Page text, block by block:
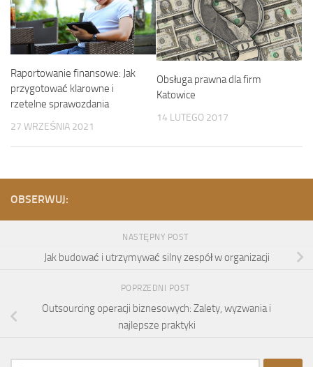
Raportowanie finansowe: Jak
przygotować klarowne i
rzetelne sprawozdania
27 WRZEŚNIA 2021
Obsługa prawna dla firm
Katowice
14 LUTEGO 2017
OBSERWUJ:
NASTĘPNY POST
Jak budować i utrzymywać silny zespół w organizacji
POPRZEDNI POST
Outsourcing operacji biznesowych: Zalety, wyzwania i
najlepsze praktyki